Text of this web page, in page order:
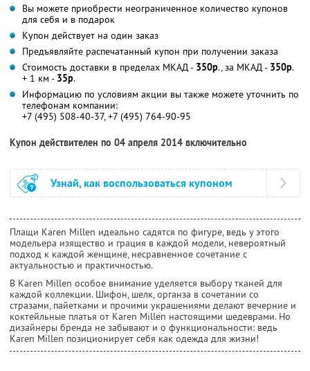
Вы можете приобрести неограниченное количество купонов
для себя и в подарок
Купон действует на один заказ
Предъявляйте распечатанный купон при получении заказа
Стоимость доставки в пределах МКАД - 350р., за МКАД - 350р.
+ 1 км - 35р.
Информацию по условиям акции вы также можете уточнить по
телефонам компании:
+7 (495) 508-40-37, +7 (495) 764-90-95
Купон действителен по 04 апреля 2014 включительно
Узнай, как воспользоваться купоном
Плащи Karen Millen идеально садятся по фигуре, ведь у этого
модельера изящество и грация в каждой модели, невероятный
подход к каждой женщине, несравненное сочетание с
актуальностью и практичностью.
В Karen Millen особое внимание уделяется выбору тканей для
каждой коллекции. Шифон, шелк, органза в сочетании со
стразами, пайетками и прочими украшениями делают вечерние и
коктейльные платья от Karen Millen настоящими шедеврами. Но
дизайнеры бренда не забывают и о функциональности: ведь
Karen Millen позиционирует себя как одежда для жизни!